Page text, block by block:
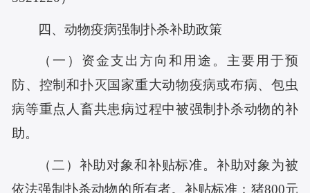
四、动物疫病强制扑杀补助政策
（一）资金支出方向和用途。主要用于预
防、控制和扑灭国家重大动物疫病或布病、包虫
病等重点人畜共患病过程中被强制扑杀动物的补
助。
（二）补助对象和补贴标准。补助对象为被
依法强制扑杀动物的所有者。补贴标准：猪800元